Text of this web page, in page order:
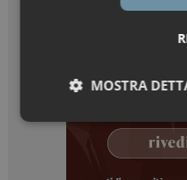
MOSTRA
Necessari